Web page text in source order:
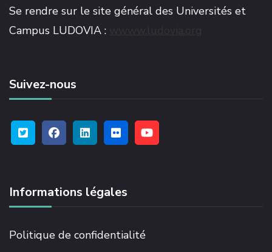
Se rendre sur le site général des Universités et
Campus LUDOVIA :
Suivez-nous
Informations légales
Politique de confidentialité